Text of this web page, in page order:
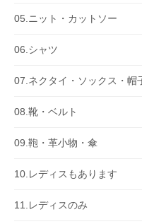
05.ニット・カットソー
06.シャツ
07.ネクタイ・ソックス・帽
08.靴・ベルト
09.鞄・革小物・傘
10.レディスもあります
11.レディスのみ